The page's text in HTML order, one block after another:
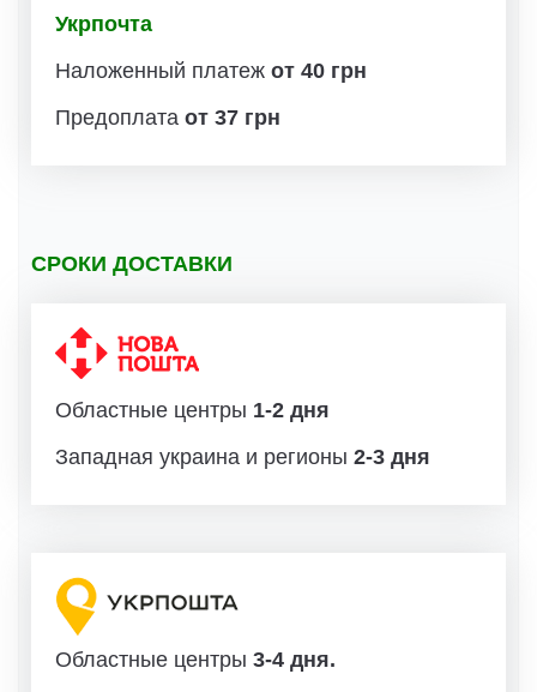
Укрпочта
Наложенный платеж от 40 грн
Предоплата от 37 грн
СРОКИ ДОСТАВКИ
Областные центры 1-2 дня
Западная украина и регионы 2-3 дня
Областные центры 3-4 дня.